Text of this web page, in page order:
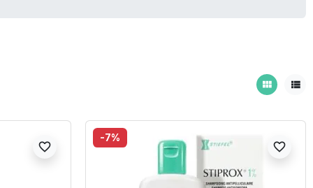
view_module view_list
favorite_border
-7%
favorite_border